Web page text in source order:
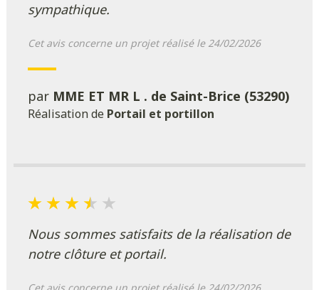
sympathique.
Cet avis concerne un projet réalisé le 24/02/2026
par MME ET MR L . de Saint-Brice (53290)
Réalisation de Portail et portillon
Nous sommes satisfaits de la réalisation de
notre clôture et portail.